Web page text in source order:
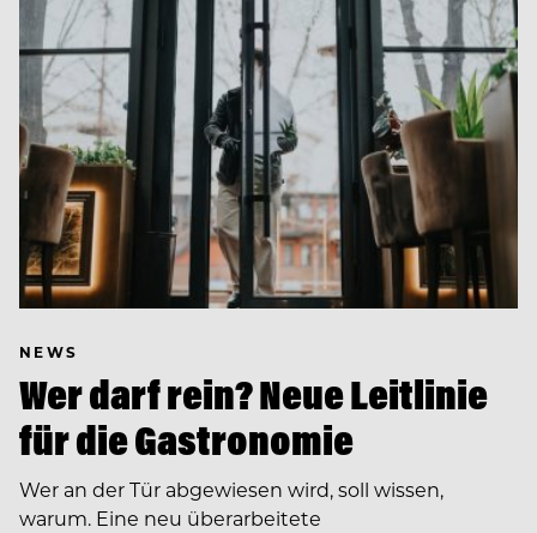
NEWS
Wer darf rein? Neue Leitlinie
für die Gastronomie
Wer an der Tür abgewiesen wird, soll wissen,
warum. Eine neu überarbeitete